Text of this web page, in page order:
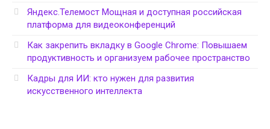
Яндекс.Телемост Мощная и доступная российская
платформа для видеоконференций
Как закрепить вкладку в Google Chrome: Повышаем
продуктивность и организуем рабочее пространство
Кадры для ИИ: кто нужен для развития
искусственного интеллекта